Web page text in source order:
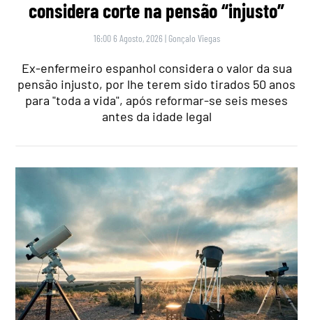
considera corte na pensão “injusto”
16:00 6 Agosto, 2026 | Gonçalo Viegas
Ex-enfermeiro espanhol considera o valor da sua
pensão injusto, por lhe terem sido tirados 50 anos
para "toda a vida", após reformar-se seis meses
antes da idade legal